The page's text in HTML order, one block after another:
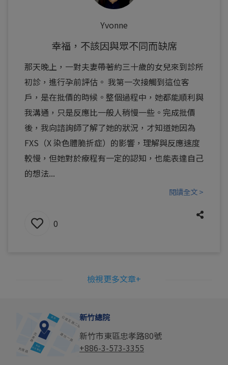
Yvonne
幸福，不該因與眾不同而缺席
那天晚上，一對夫妻帶著約三十歲的女兒來到診所
初診，進行孕前評估。 我第一次接觸到這位客
戶，是在批價的時候。整個過程中，她都能順利與
我溝通，只是反應比一般人稍慢一些。完成批價
後，我向諮詢師了解了她的狀況，才知道她因為
FXS（X 染色體脆折症）的影響，理解與反應速度
較慢，但她對於療程有一定的認知，也能表達自己
的想法...
閱讀全文 >
0
檢視更多文章+
新竹總院
新竹市東區忠孝路80號
+886-3-573-3355